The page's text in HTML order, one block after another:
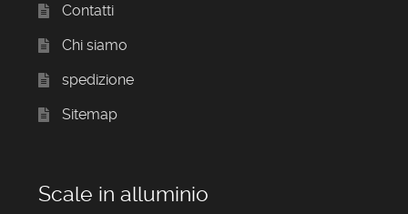
Contatti
Chi siamo
spedizione
Sitemap
Scale in alluminio